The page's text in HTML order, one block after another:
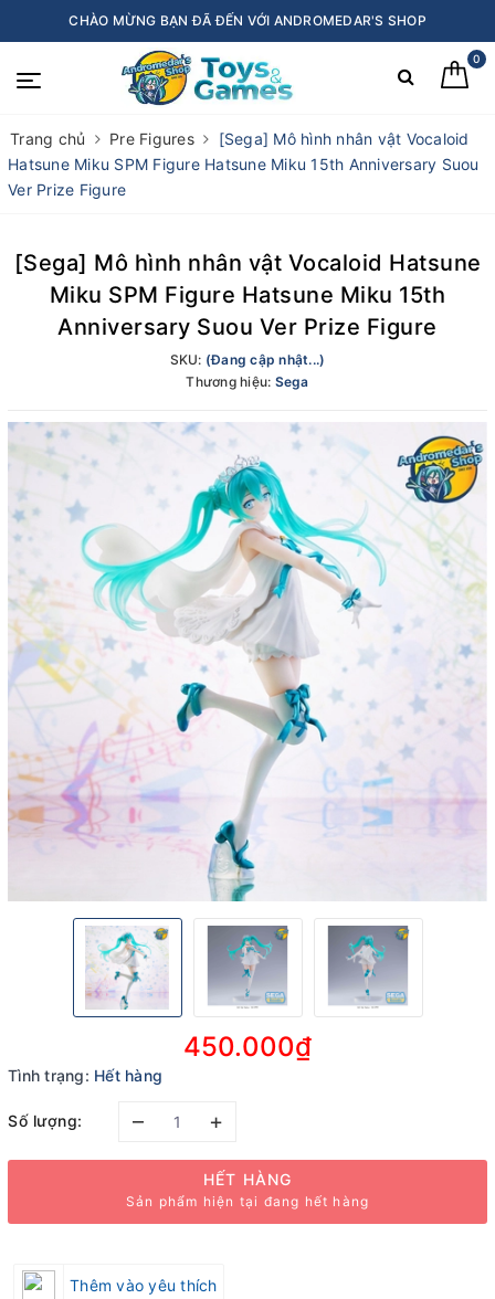
CHÀO MỪNG BẠN ĐÃ ĐẾN VỚI ANDROMEDAR'S SHOP
0
Trang chủ Pre Figures
[Sega] Mô hình nhân vật Vocaloid
Hatsune Miku SPM Figure Hatsune Miku 15th Anniversary Suou
Ver Prize Figure
[Sega] Mô hình nhân vật Vocaloid Hatsune
Miku SPM Figure Hatsune Miku 15th
Anniversary Suou Ver Prize Figure
SKU: (Đang cập nhật...)
Thương hiệu: Sega
450.000₫
Tình trạng: Hết hàng
Số lượng: – +
HẾT HÀNG
Sản phẩm hiện tại đang hết hàng
Thêm vào yêu thích